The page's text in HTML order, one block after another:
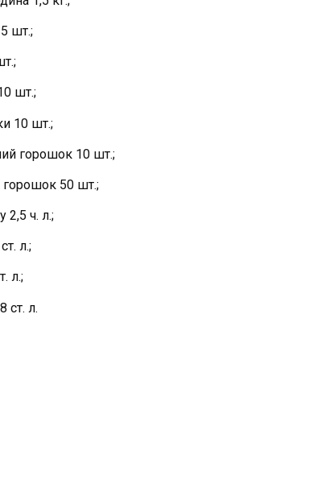
шт.;
шт.;
10 шт.;
горошок 10 шт.;
50 шт.;
2,5 ч. л.;
л.;
л.;
ст. л.